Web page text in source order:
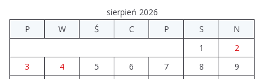
sierpień 2026
P
W Ś C P S
N
1
2
3
4 5 6 7 8
9